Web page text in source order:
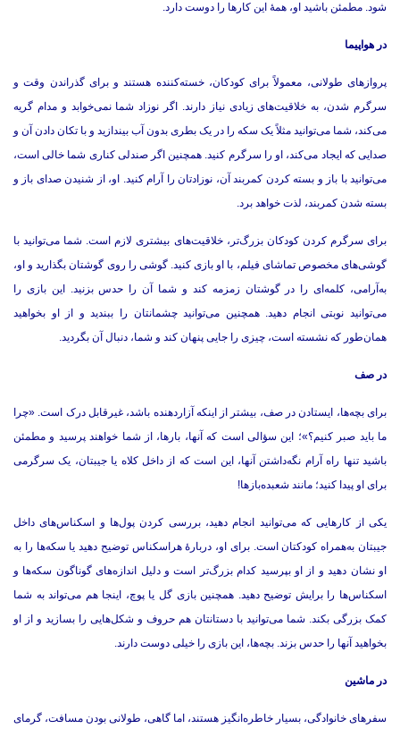
شود.‌ مطمئن باشید او، همۀ این کارها را دوست دارد.‌
در هواپیما
پروازهای طولانی، معمولاً برای کودکان، خسته‌کننده هستند و برای گذراندن وقت و
سرگرم شدن، به خلاقیت‌های زیادی نیاز دارند.‌ اگر نوزاد شما نمی‌خوابد و مدام گریه
می‌کند، شما می‌توانید مثلاً یک سکه را در یک بطری بدون آب بیندازید و با تکان دادن آن و
صدایی که ایجاد می‌کند، او را سرگرم کنید.‌ همچنین اگر صندلی کناری شما خالی است،
می‌توانید با باز و بسته کردن کمربند آن، نوزادتان را آرام کنید.‌ او، از شنیدن صدای باز و
بسته شدن کمربند، لذت خواهد برد.‌
برای سرگرم کردن کودکان بزرگ‌تر، خلاقیت‌های بیشتری لازم است.‌ شما می‌توانید با
گوشی‌های مخصوص تماشای فیلم، با او بازی کنید.‌ گوشی را روی گوشتان بگذارید و او،
به‌آرامی، کلمه‌ای را در گوشتان زمزمه کند و شما آن را حدس بزنید.‌ این بازی را
می‌توانید نوبتی انجام دهید.‌ همچنین می‌توانید چشمانتان را ببندید و از او بخواهید
همان‌طور که نشسته است، چیزی را جایی پنهان کند و شما، دنبال آن بگردید.‌
در صف
برای بچه‌ها، ایستادن در صف، بیشتر از اینکه آزاردهنده باشد، غیرقابل درک است.‌ «چرا
ما باید صبر کنیم؟»؛ این سؤالی است که آنها، بارها، از شما خواهند پرسید و مطمئن
باشید تنها راه آرام نگه‌داشتن آنها، این است که از داخل کلاه یا جیبتان، یک سرگرمی
برای او پیدا کنید؛ مانند شعبده‌بازها!
یکی از کارهایی که می‌توانید انجام دهید، بررسی کردن پول‌ها و اسکناس‌های داخل
جیبتان به‌همراه کودکتان است.‌ برای او، دربارۀ هراسکناس توضیح دهید یا سکه‌ها را به
او نشان دهید و از او بپرسید کدام بزرگ‌تر است و دلیل اندازه‌های گوناگون سکه‌ها و
اسکناس‌ها را برایش توضیح دهید.‌ همچنین بازی گل یا پوچ، اینجا هم می‌تواند به شما
کمک بزرگی بکند.‌ شما می‌توانید با دستانتان هم حروف و شکل‌هایی را بسازید و از او
بخواهید آنها را حدس بزند.‌ بچه‌ها، این بازی را خیلی دوست دارند.‌
در ماشین
سفرهای خانوادگی، بسیار خاطره‌انگیز هستند، اما گاهی، طولانی بودن مسافت، گرمای